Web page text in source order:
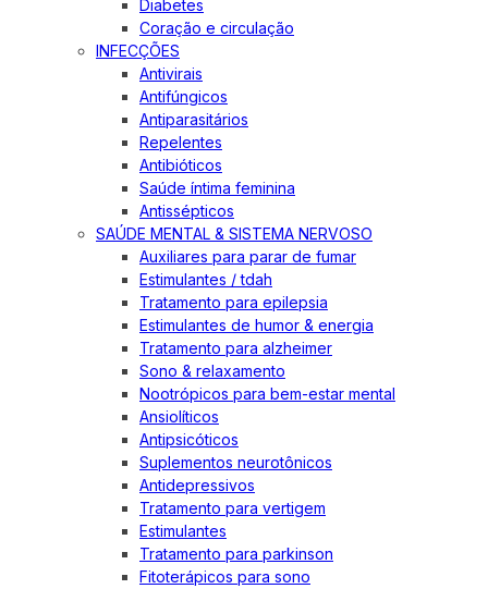
Diabetes
Coração e circulação
INFECÇÕES
Antivirais
Antifúngicos
Antiparasitários
Repelentes
Antibióticos
Saúde íntima feminina
Antissépticos
SAÚDE MENTAL & SISTEMA NERVOSO
Auxiliares para parar de fumar
Estimulantes / tdah
Tratamento para epilepsia
Estimulantes de humor & energia
Tratamento para alzheimer
Sono & relaxamento
Nootrópicos para bem-estar mental
Ansiolíticos
Antipsicóticos
Suplementos neurotônicos
Antidepressivos
Tratamento para vertigem
Estimulantes
Tratamento para parkinson
Fitoterápicos para sono